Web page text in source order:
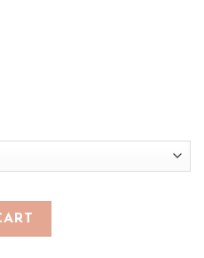
màu vàng quantity